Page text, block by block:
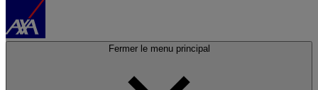
Fermer le menu principal